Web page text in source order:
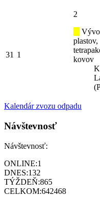
31 1
2
plastov,
kovov
Kalendár zvozu odpadu
Návštevnosť
Návštevnosť:
ONLINE:1
DNES:132
TÝŽDEŇ:865
CELKOM:642468